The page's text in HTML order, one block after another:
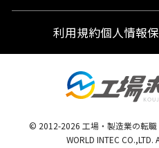
鹿児島県
利用規約個人情報
© 2012-2026 工場・製造業の転
WORLD INTEC CO.,LTD.